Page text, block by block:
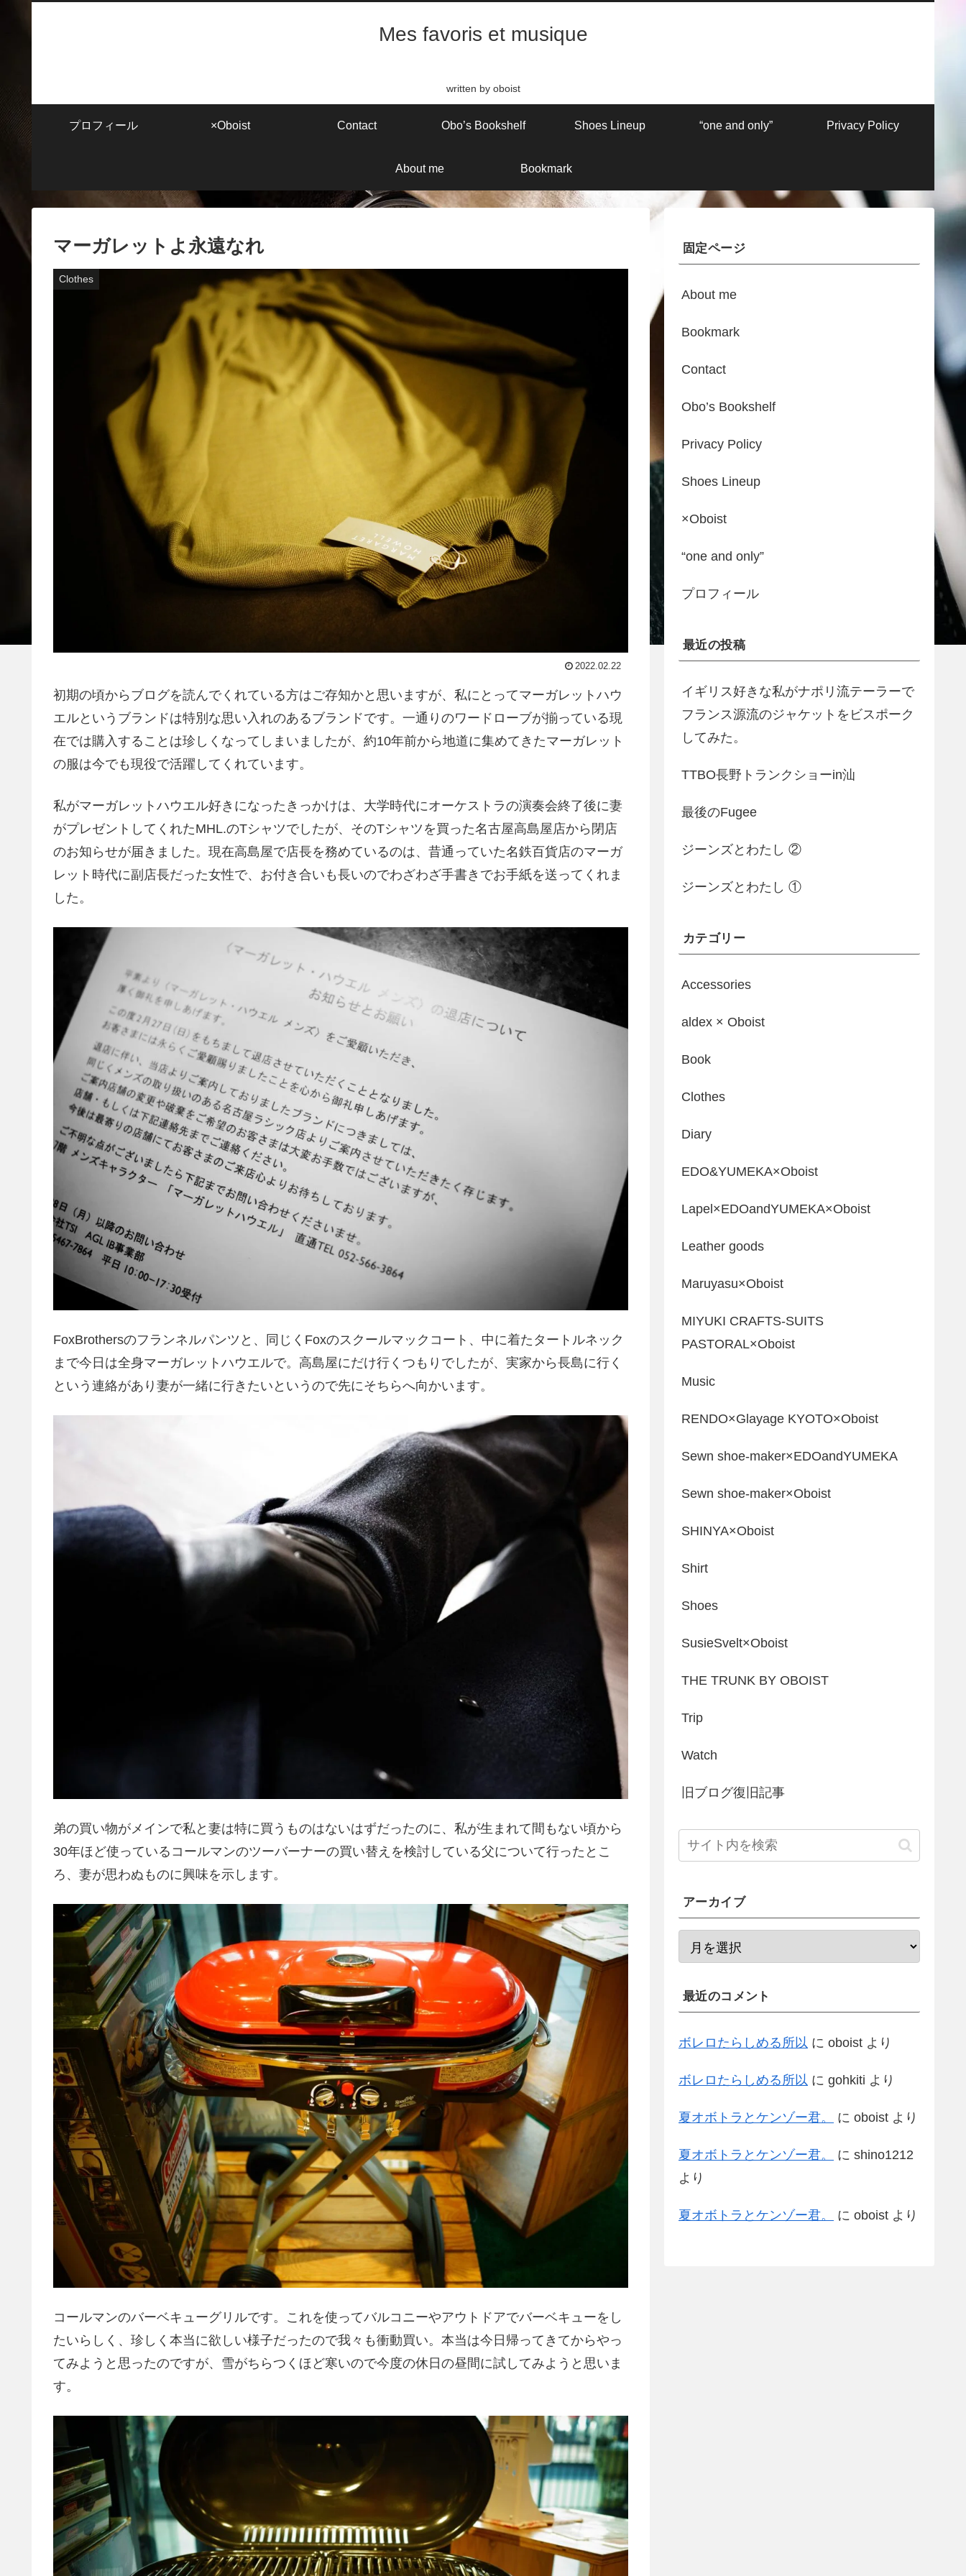
Mes favoris et musique
written by oboist
プロフィール ×Oboist Contact Obo’s Bookshelf Shoes Lineup “one and only” Privacy Policy
About me Bookmark
マーガレットよ永遠なれ
Clothes
2022.02.22
初期の頃からブログを読んでくれている方はご存知かと思いますが、私にとってマーガレットハウ
エルというブランドは特別な思い入れのあるブランドです。一通りのワードローブが揃っている現
在では購入することは珍しくなってしまいましたが、約10年前から地道に集めてきたマーガレット
の服は今でも現役で活躍してくれています。
私がマーガレットハウエル好きになったきっかけは、大学時代にオーケストラの演奏会終了後に妻
がプレゼントしてくれたMHL.のTシャツでしたが、そのTシャツを買った名古屋高島屋店から閉店
のお知らせが届きました。現在高島屋で店長を務めているのは、昔通っていた名鉄百貨店のマーガ
レット時代に副店長だった女性で、お付き合いも長いのでわざわざ手書きでお手紙を送ってくれま
した。
FoxBrothersのフランネルパンツと、同じくFoxのスクールマックコート、中に着たタートルネック
まで今日は全身マーガレットハウエルで。高島屋にだけ行くつもりでしたが、実家から長島に行く
という連絡があり妻が一緒に行きたいというので先にそちらへ向かいます。
弟の買い物がメインで私と妻は特に買うものはないはずだったのに、私が生まれて間もない頃から
30年ほど使っているコールマンのツーバーナーの買い替えを検討している父について行ったとこ
ろ、妻が思わぬものに興味を示します。
コールマンのバーベキューグリルです。これを使ってバルコニーやアウトドアでバーベキューをし
たいらしく、珍しく本当に欲しい様子だったので我々も衝動買い。本当は今日帰ってきてからやっ
てみようと思ったのですが、雪がちらつくほど寒いので今度の休日の昼間に試してみようと思いま
す。
固定ページ
About me
Bookmark
Contact
Obo’s Bookshelf
Privacy Policy
Shoes Lineup
×Oboist
“one and only”
プロフィール
最近の投稿
イギリス好きな私がナポリ流テーラーで
フランス源流のジャケットをビスポーク
してみた。
TTBO長野トランクショーin汕
最後のFugee
ジーンズとわたし ②
ジーンズとわたし ①
カテゴリー
Accessories
aldex × Oboist
Book
Clothes
Diary
EDO&YUMEKA×Oboist
Lapel×EDOandYUMEKA×Oboist
Leather goods
Maruyasu×Oboist
MIYUKI CRAFTS-SUITS
PASTORAL×Oboist
Music
RENDO×Glayage KYOTO×Oboist
Sewn shoe-maker×EDOandYUMEKA
Sewn shoe-maker×Oboist
SHINYA×Oboist
Shirt
Shoes
SusieSvelt×Oboist
THE TRUNK BY OBOIST
Trip
Watch
旧ブログ復旧記事
アーカイブ
最近のコメント
ボレロたらしめる所以 に oboist より
ボレロたらしめる所以 に gohkiti より
夏オボトラとケンゾー君。 に oboist より
夏オボトラとケンゾー君。 に shino1212
より
夏オボトラとケンゾー君。 に oboist より